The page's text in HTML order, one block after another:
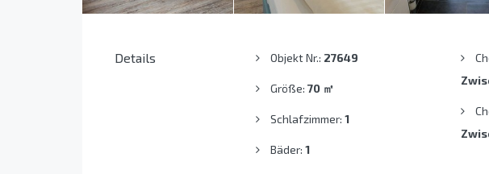
Details Objekt Nr.: 27649
Größe: 70 ㎡
Schlafzimmer: 1
Bäder: 1